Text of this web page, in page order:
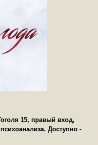
15, правый вход,
Доступно -